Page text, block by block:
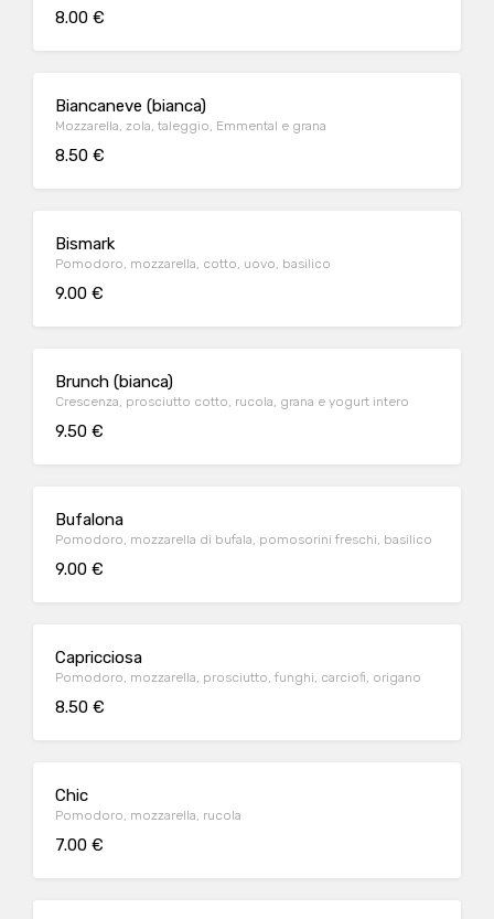
8.00 €
Biancaneve (bianca)
Mozzarella, zola, taleggio, Emmental e grana
8.50 €
Bismark
Pomodoro, mozzarella, cotto, uovo, basilico
9.00 €
Brunch (bianca)
Crescenza, prosciutto cotto, rucola, grana e yogurt intero
9.50 €
Bufalona
Pomodoro, mozzarella di bufala, pomosorini freschi, basilico
9.00 €
Capricciosa
Pomodoro, mozzarella, prosciutto, funghi, carciofi, origano
8.50 €
Chic
Pomodoro, mozzarella, rucola
7.00 €